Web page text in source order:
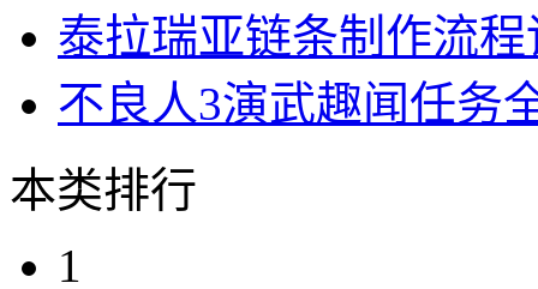
泰拉瑞亚链条制作流程
不良人3演武趣闻任务
本类排行
1